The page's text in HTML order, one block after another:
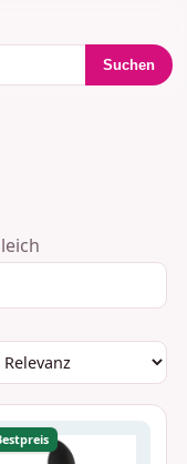
Suchen